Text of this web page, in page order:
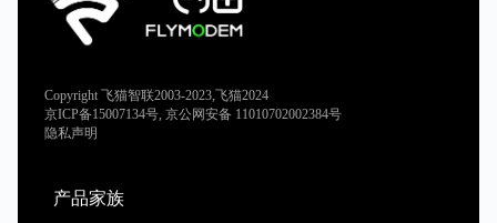
Copyright 飞猫智联2003-2023,飞猫2024
京ICP备15007134号, 京公网安备 11010702002384号
隐私声明
产品家族